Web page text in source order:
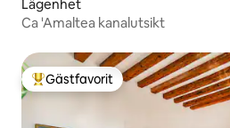
Lägenhet
Ca 'Amaltea kanalutsikt
Populär gästfavorit
Gästfavorit